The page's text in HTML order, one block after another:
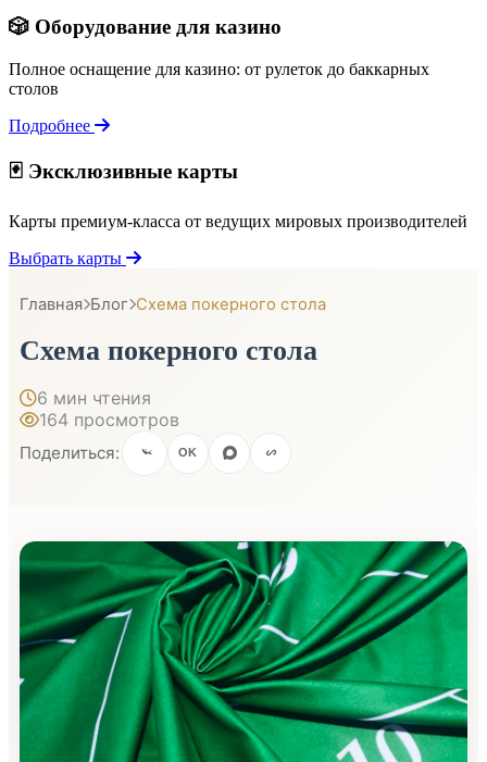
🎲 Оборудование для казино
Полное оснащение для казино: от рулеток до баккарных
столов
Подробнее
🃏 Эксклюзивные карты
Карты премиум-класса от ведущих мировых производителей
Выбрать карты
Главная Блог Схема покерного стола
Схема покерного стола
6 мин чтения
164 просмотров
Поделиться: OK